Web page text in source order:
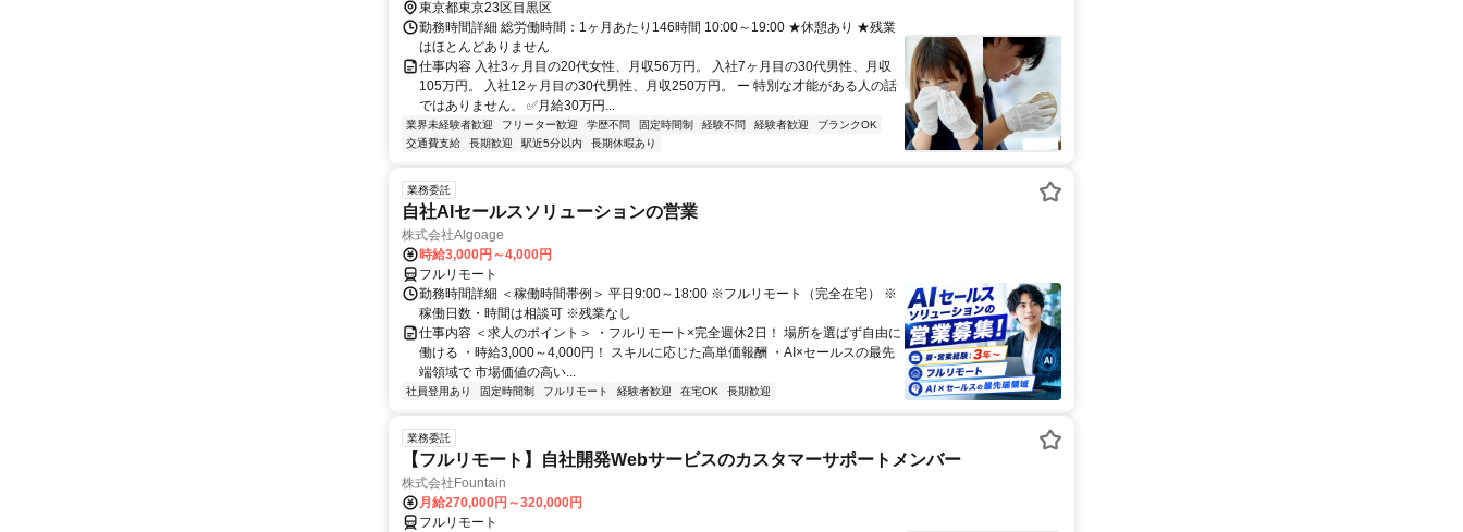
東京都東京23区目黒区
勤務時間詳細 総労働時間：1ヶ月あたり146時間 10:00～19:00 ★休憩あり ★残業
はほとんどありません
仕事内容 入社3ヶ月目の20代女性、月収56万円。 入社7ヶ月目の30代男性、月収
105万円。 入社12ヶ月目の30代男性、月収250万円。 ー 特別な才能がある人の話
ではありません。 ✅月給30万円...
業界未経験者歓迎 フリーター歓迎 学歴不問 固定時間制 経験不問 経験者歓迎
ブランクOK
交通費支給
長期歓迎 駅近5分以内 長期休暇あり
業務委託
自社AIセールスソリューションの営業
株式会社Algoage
時給3,000円～4,000円
フルリモート
勤務時間詳細 ＜稼働時間帯例＞ 平日9:00～18:00 ※フルリモート（完全在宅） ※
稼働日数・時間は相談可 ※残業なし
仕事内容 ＜求人のポイント＞ ・フルリモート×完全週休2日！ 場所を選ばず自由に
働ける ・時給3,000～4,000円！ スキルに応じた高単価報酬 ・AI×セールスの最先
端領域で 市場価値の高い...
社員登用あり 固定時間制 フルリモート 経験者歓迎 在宅OK 長期歓迎
業務委託
【フルリモート】自社開発Webサービスのカスタマーサポートメンバー
株式会社Fountain
月給270,000円～320,000円
フルリモート